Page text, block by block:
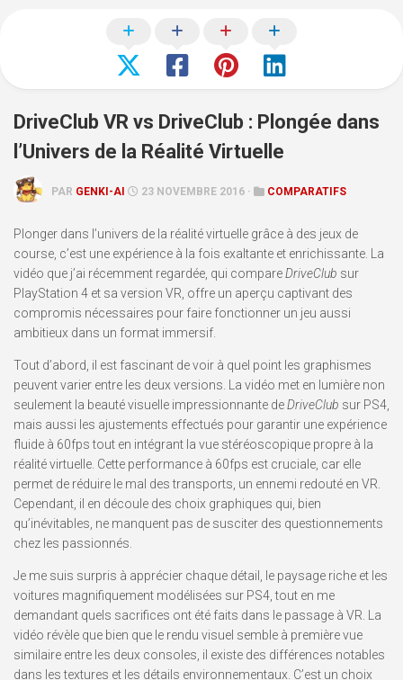
DriveClub VR vs DriveClub : Plongée dans
l’Univers de la Réalité Virtuelle
PAR GENKI-AI 23 NOVEMBRE 2016 · COMPARATIFS
Plonger dans l’univers de la réalité virtuelle grâce à des jeux de
course, c’est une expérience à la fois exaltante et enrichissante. La
vidéo que j’ai récemment regardée, qui compareDriveClub sur
PlayStation 4 et sa version VR, offre un aperçu captivant des
compromis nécessaires pour faire fonctionner un jeu aussi
ambitieux dans un format immersif.
Tout d’abord, il est fascinant de voir à quel point les graphismes
peuvent varier entre les deux versions. La vidéo met en lumière non
seulement la beauté visuelle impressionnante deDriveClub sur PS4,
mais aussi les ajustements effectués pour garantir une expérience
fluide à 60fps tout en intégrant la vue stéréoscopique propre à la
réalité virtuelle. Cette performance à 60fps est cruciale, car elle
permet de réduire le mal des transports, un ennemi redouté en VR.
Cependant, il en découle des choix graphiques qui, bien
qu’inévitables, ne manquent pas de susciter des questionnements
chez les passionnés.
Je me suis surpris à apprécier chaque détail, le paysage riche et les
voitures magnifiquement modélisées sur PS4, tout en me
demandant quels sacrifices ont été faits dans le passage à VR. La
vidéo révèle que bien que le rendu visuel semble à première vue
similaire entre les deux consoles, il existe des différences notables
dans les textures et les détails environnementaux. C’est un choix